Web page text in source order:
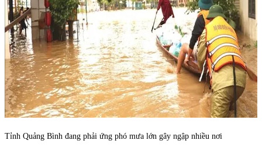
Tỉnh Quảng Bình đang phải ứng phó mưa lớn gây ngập nhiều nơi